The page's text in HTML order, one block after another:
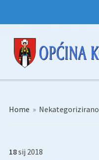
Home » Nekategorizirano
18sij 2018